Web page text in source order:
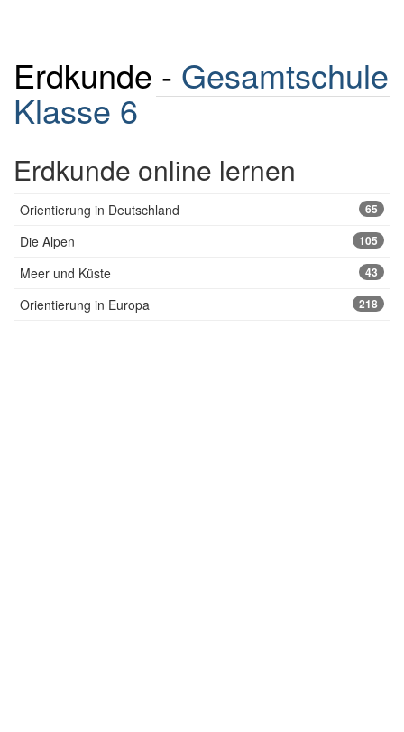
Erdkunde - Gesamtschule
Klasse 6
Erdkunde online lernen
Orientierung in Deutschland 65
Die Alpen 105
Meer und Küste 43
Orientierung in Europa 218